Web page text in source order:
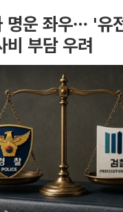
명운 좌우… '유
부담 우려